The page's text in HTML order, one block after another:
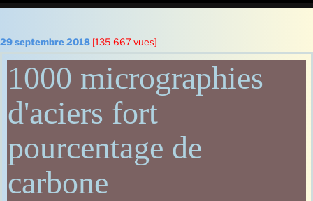
Aller
au
contenu
principal
29 septembre 2018 [135 667 vues]
1000 micrographies
d'aciers fort
pourcentage de
carbone